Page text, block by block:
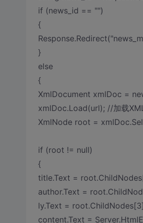
if (news_id == "")
{
}
else
{
XmlDocument xmlDoc =
xmlDoc.Load(url); //加载
XmlNode root =
if (root != null)
{
title.Text =
author.Text =
ly.Text =
content.Text =